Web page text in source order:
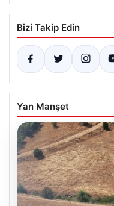
Bizi Takip Edin
Yan Manşet